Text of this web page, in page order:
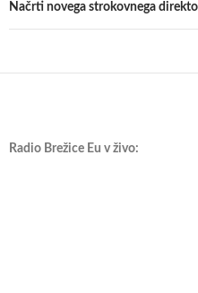
Načrti novega strokovnega
Radio Brežice Eu v živo: